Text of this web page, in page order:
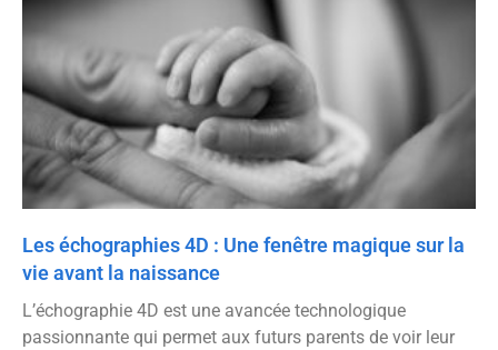
Les échographies 4D : Une fenêtre magique sur la
vie avant la naissance
L’échographie 4D est une avancée technologique
passionnante qui permet aux futurs parents de voir leur